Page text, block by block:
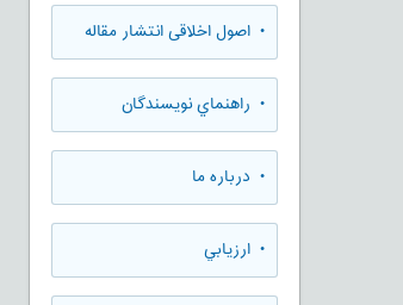
• اصول اخلاقی انتشار مقاله
• راهنماي نويسندگان
• درباره ما
• ارزيابي